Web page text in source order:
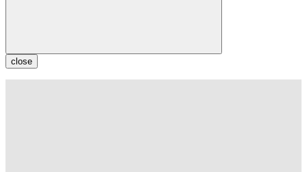
close